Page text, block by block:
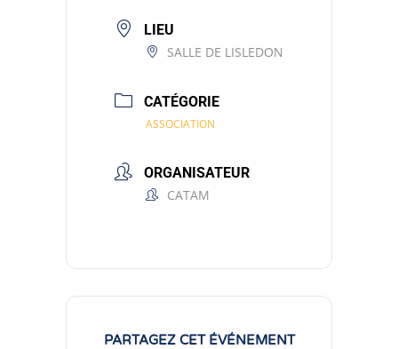
LIEU
SALLE DE LISLEDON
CATÉGORIE
ASSOCIATION
ORGANISATEUR
CATAM
PARTAGEZ CET ÉVÉNEMENT